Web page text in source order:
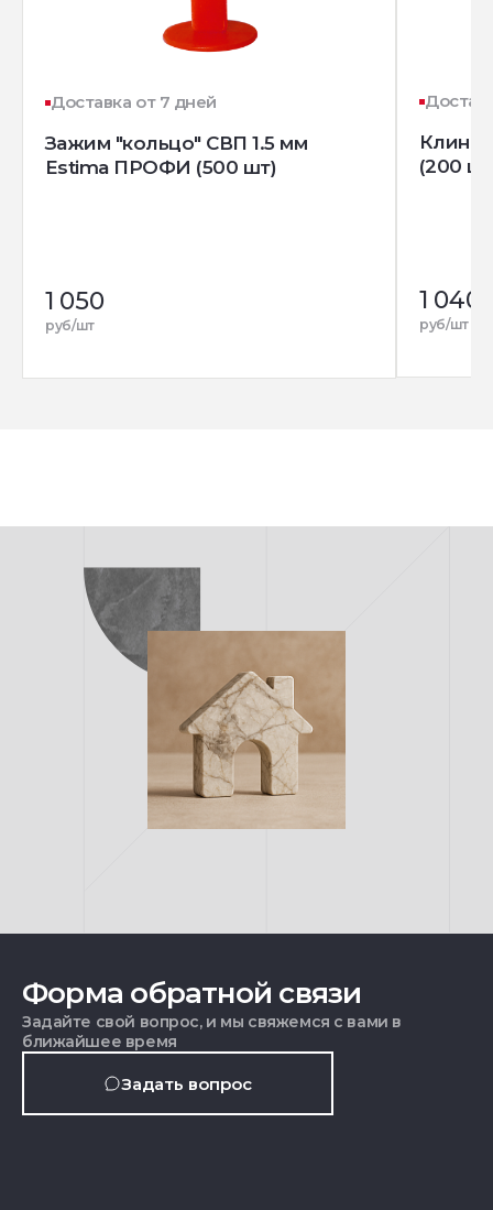
Доставка от 7 дней
Зажим "кольцо" СВП 1.5 мм
Estima ПРОФИ (500 шт)
1 050
руб/шт
Клин
(200
1 040
руб/шт
Форма обратной связи
Задайте свой вопрос, и мы свяжемся с вами в
ближайшее время
Задать вопрос